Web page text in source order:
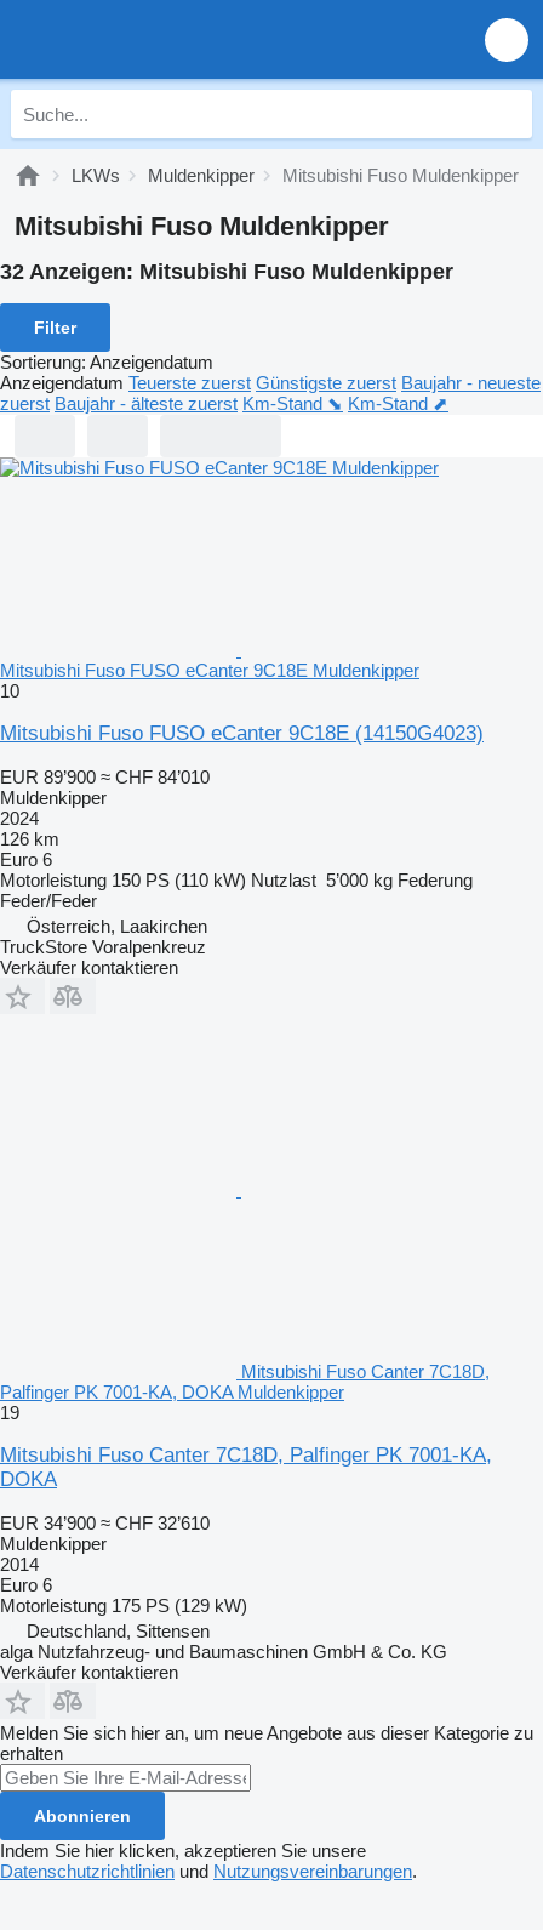
LKWs Muldenkipper Mitsubishi Fuso Muldenkipper
Mitsubishi Fuso Muldenkipper
32 Anzeigen: Mitsubishi Fuso Muldenkipper
Filter
Sortierung: Anzeigendatum
Anzeigendatum Teuerste zuerst Günstigste zuerst Baujahr - neueste
zuerst Baujahr - älteste zuerst Km-Stand ⬊ Km-Stand ⬈
Mitsubishi Fuso FUSO eCanter 9C18E Muldenkipper
10
Mitsubishi Fuso FUSO eCanter 9C18E (14150G4023)
EUR 89’900 ≈ CHF 84’010
Muldenkipper
2024
126 km
Euro 6
Motorleistung 150 PS (110 kW) Nutzlast 5’000 kg Federung
Feder/Feder
Österreich, Laakirchen
TruckStore Voralpenkreuz
Verkäufer kontaktieren
Mitsubishi Fuso Canter 7C18D,
Palfinger PK 7001-KA, DOKA Muldenkipper
19
Mitsubishi Fuso Canter 7C18D, Palfinger PK 7001-KA,
DOKA
EUR 34’900 ≈ CHF 32’610
Muldenkipper
2014
Euro 6
Motorleistung 175 PS (129 kW)
Deutschland, Sittensen
alga Nutzfahrzeug- und Baumaschinen GmbH & Co. KG
Verkäufer kontaktieren
Melden Sie sich hier an, um neue Angebote aus dieser Kategorie zu
erhalten
Abonnieren
Indem Sie hier klicken, akzeptieren Sie unsere
Datenschutzrichtlinien und Nutzungsvereinbarungen.